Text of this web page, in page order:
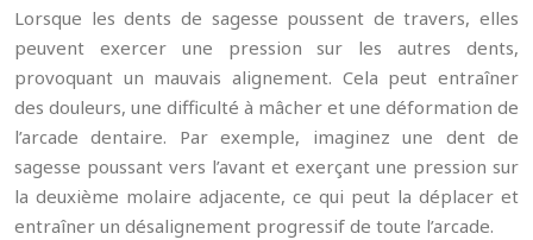
Lorsque les dents de sagesse poussent de travers, elles
peuvent exercer une pression sur les autres dents,
provoquant un mauvais alignement. Cela peut entraîner
des douleurs, une difficulté à mâcher et une déformation de
l’arcade dentaire. Par exemple, imaginez une dent de
sagesse poussant vers l’avant et exerçant une pression sur
la deuxième molaire adjacente, ce qui peut la déplacer et
entraîner un désalignement progressif de toute l’arcade.